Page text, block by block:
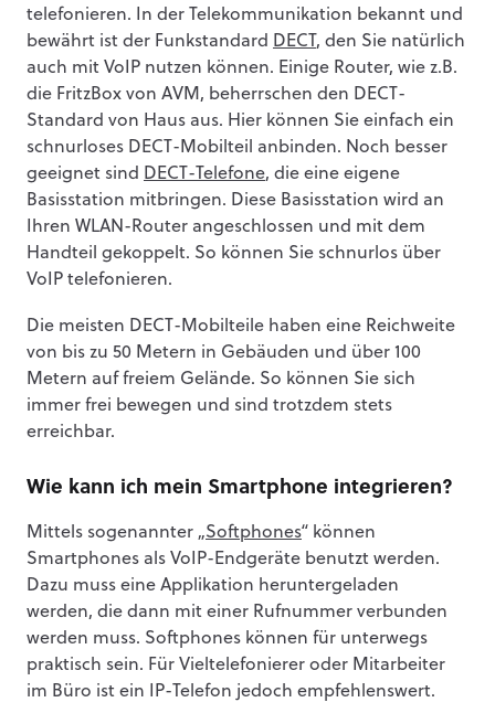
telefonieren. In der Telekommunikation bekannt und
bewährt ist der Funkstandard DECT , den Sie natürlich
auch mit VoIP nutzen können. Einige Router, wie z.B.
die FritzBox von AVM, beherrschen den DECT-
Standard von Haus aus. Hier können Sie einfach ein
schnurloses DECT-Mobilteil anbinden. Noch besser
geeignet sind DECT-Telefone, die eine eigene
Basisstation mitbringen. Diese Basisstation wird an
Ihren WLAN-Router angeschlossen und mit dem
Handteil gekoppelt. So können Sie schnurlos über
VoIP telefonieren.
Die meisten DECT-Mobilteile haben eine Reichweite
von bis zu 50 Metern in Gebäuden und über 100
Metern auf freiem Gelände. So können Sie sich
immer frei bewegen und sind trotzdem stets
erreichbar.
Wie kann ich mein Smartphone integrieren?
Mittels sogenannter „Softphones“ können
Smartphones als VoIP-Endgeräte benutzt werden.
Dazu muss eine Applikation heruntergeladen
werden, die dann mit einer Rufnummer verbunden
werden muss. Softphones können für unterwegs
praktisch sein. Für Vieltelefonierer oder Mitarbeiter
im Büro ist ein IP-Telefon jedoch empfehlenswert.